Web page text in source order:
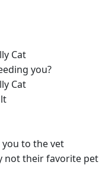
Cat
you?
Cat
to the vet
not their favorite pet